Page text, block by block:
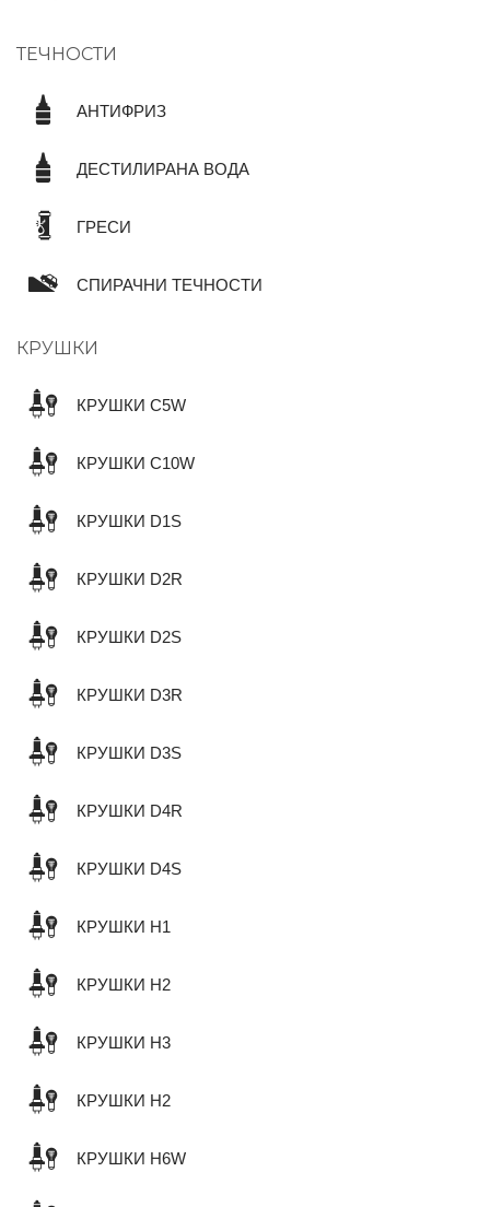
ТЕЧНОСТИ
АНТИФРИЗ
ДЕСТИЛИРАНА ВОДА
ГРЕСИ
СПИРАЧНИ ТЕЧНОСТИ
КРУШКИ
КРУШКИ C5W
КРУШКИ C10W
КРУШКИ D1S
КРУШКИ D2R
КРУШКИ D2S
КРУШКИ D3R
КРУШКИ D3S
КРУШКИ D4R
КРУШКИ D4S
КРУШКИ H1
КРУШКИ H2
КРУШКИ H3
КРУШКИ H2
КРУШКИ H6W